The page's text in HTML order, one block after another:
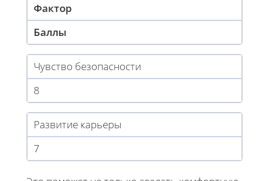
Фактор
Баллы
Чувство безопасности
8
Развитие карьеры
7